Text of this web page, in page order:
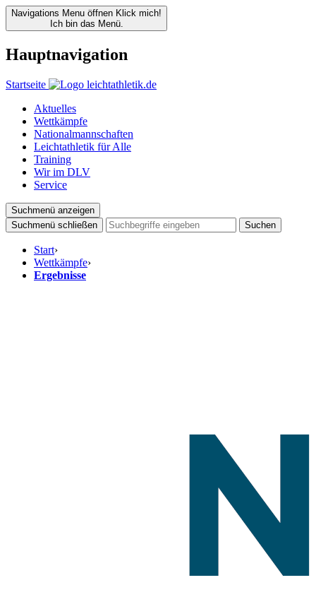
Navigations Menu öffnen Klick mich!
Ich bin das Menü.
Hauptnavigation
Startseite
Aktuelles
Wettkämpfe
Nationalmannschaften
Leichtathletik für Alle
Training
Wir im DLV
Service
Suchmenü anzeigen
Suchmenü schließen
Suchen
Start›
Wettkämpfe›
Ergebnisse